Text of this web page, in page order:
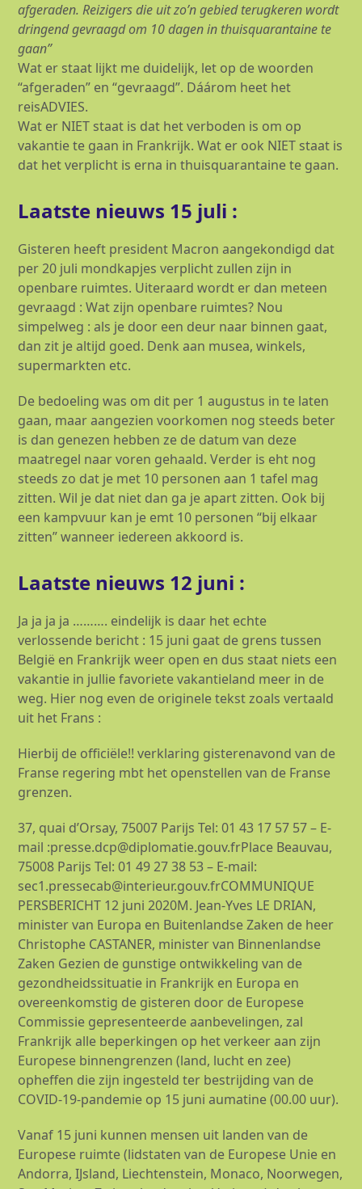
afgeraden. Reizigers die uit zo’n gebied terugkeren wordt
dringend gevraagd om 10 dagen in thuisquarantaine te
gaan”
Wat er staat lijkt me duidelijk, let op de woorden
“afgeraden” en “gevraagd”. Dáárom heet het
reisADVIES.
Wat er NIET staat is dat het verboden is om op
vakantie te gaan in Frankrijk. Wat er ook NIET staat is
dat het verplicht is erna in thuisquarantaine te gaan.
Laatste nieuws 15 juli :
Gisteren heeft president Macron aangekondigd dat
per 20 juli mondkapjes verplicht zullen zijn in
openbare ruimtes. Uiteraard wordt er dan meteen
gevraagd : Wat zijn openbare ruimtes? Nou
simpelweg : als je door een deur naar binnen gaat,
dan zit je altijd goed. Denk aan musea, winkels,
supermarkten etc.
De bedoeling was om dit per 1 augustus in te laten
gaan, maar aangezien voorkomen nog steeds beter
is dan genezen hebben ze de datum van deze
maatregel naar voren gehaald. Verder is eht nog
steeds zo dat je met 10 personen aan 1 tafel mag
zitten. Wil je dat niet dan ga je apart zitten. Ook bij
een kampvuur kan je emt 10 personen “bij elkaar
zitten” wanneer iedereen akkoord is.
Laatste nieuws 12 juni :
Ja ja ja ja ………. eindelijk is daar het echte
verlossende bericht : 15 juni gaat de grens tussen
België en Frankrijk weer open en dus staat niets een
vakantie in jullie favoriete vakantieland meer in de
weg. Hier nog even de originele tekst zoals vertaald
uit het Frans :
Hierbij de officiële!! verklaring gisterenavond van de
Franse regering mbt het openstellen van de Franse
grenzen.
37, quai d’Orsay, 75007 Parijs Tel: 01 43 17 57 57 – E-
mail :presse.dcp@diplomatie.gouv.frPlace Beauvau,
75008 Parijs Tel: 01 49 27 38 53 – E-mail:
sec1.pressecab@interieur.gouv.frCOMMUNIQUE
PERSBERICHT 12 juni 2020M. Jean-Yves LE DRIAN,
minister van Europa en Buitenlandse Zaken de heer
Christophe CASTANER, minister van Binnenlandse
Zaken Gezien de gunstige ontwikkeling van de
gezondheidssituatie in Frankrijk en Europa en
overeenkomstig de gisteren door de Europese
Commissie gepresenteerde aanbevelingen, zal
Frankrijk alle beperkingen op het verkeer aan zijn
Europese binnengrenzen (land, lucht en zee)
opheffen die zijn ingesteld ter bestrijding van de
COVID-19-pandemie op 15 juni aumatine (00.00 uur).
Vanaf 15 juni kunnen mensen uit landen van de
Europese ruimte (lidstaten van de Europese Unie en
Andorra, IJsland, Liechtenstein, Monaco, Noorwegen,